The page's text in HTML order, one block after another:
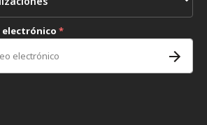
electrónico *